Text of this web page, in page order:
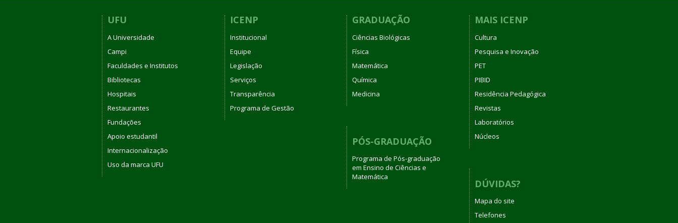
UFU
A Universidade
Campi
Faculdades e Institutos
Bibliotecas
Hospitais
Restaurantes
Fundações
Apoio estudantil
Internacionalização
Uso da marca UFU
ICENP
Institucional
Equipe
Legislação
Serviços
Transparência
Programa de Gestão
GRADUAÇÃO
Ciências Biológicas
Física
Matemática
Química
Medicina
PÓS-GRADUAÇÃO
Programa de Pós-graduação
em Ensino de Ciências e
Matemática
MAIS ICENP
Cultura
Pesquisa e Inovação
PET
PIBID
Residência Pedagógica
Revistas
Laboratórios
Núcleos
DÚVIDAS?
Mapa do site
Telefones